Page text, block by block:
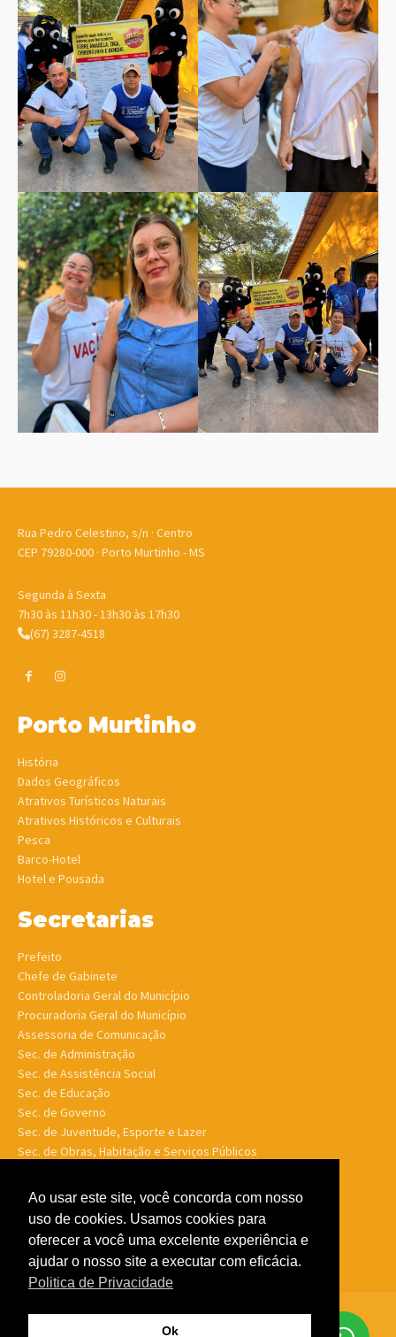
Rua Pedro Celestino, s/n · Centro
CEP 79280-000 · Porto Murtinho - MS
Segunda à Sexta
7h30 às 11h30 - 13h30 às 17h30
(67) 3287-4518
Porto Murtinho
História
Dados Geográficos
Atrativos Turísticos Naturais
Atrativos Históricos e Culturais
Pesca
Barco-Hotel
Hotel e Pousada
Secretarias
Prefeito
Chefe de Gabinete
Controladoria Geral do Município
Procuradoria Geral do Município
Assessoria de Comunicação
Sec. de Administração
Sec. de Assistência Social
Sec. de Educação
Sec. de Governo
Sec. de Juventude, Esporte e Lazer
Sec. de Obras, Habitação e Serviços Públicos
Sec. de Saúde
Sec. de Turismo
Sec. de Meio Ambiente, Desenv. Agrário, Aquicultura e Pesca
Politica de
Ao usar este site, você concorda com nosso
uso de cookies. Usamos cookies para
oferecer a você uma excelente experiência e
ajudar o nosso site a executar com eficácia.
Politica de Privacidade
Ok